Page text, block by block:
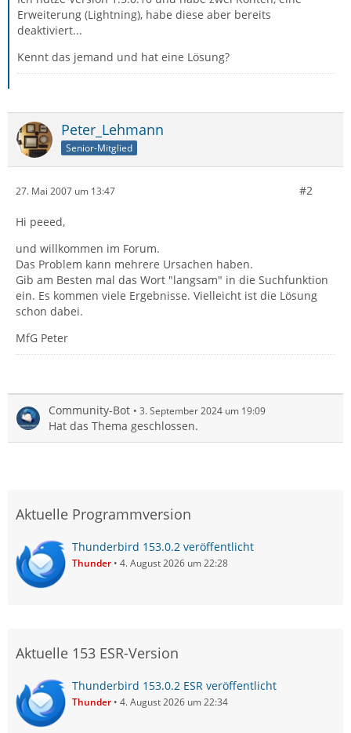
Erweiterung (Lightning), habe diese aber bereits
deaktiviert...
Kennt das jemand und hat eine Lösung?
Peter_Lehmann
Senior-Mitglied
27. Mai 2007 um 13:47 #2
Hi peeed,
und willkommen im Forum.
Das Problem kann mehrere Ursachen haben.
Gib am Besten mal das Wort "langsam" in die Suchfunktion
ein. Es kommen viele Ergebnisse. Vielleicht ist die Lösung
schon dabei.
MfG Peter
Community-Bot 3. September 2024 um 19:09
Hat das Thema geschlossen.
Aktuelle Programmversion
Thunderbird 153.0.2 veröffentlicht
Thunder 4. August 2026 um 22:28
Aktuelle 153 ESR-Version
Thunderbird 153.0.2 ESR veröffentlicht
Thunder 4. August 2026 um 22:34